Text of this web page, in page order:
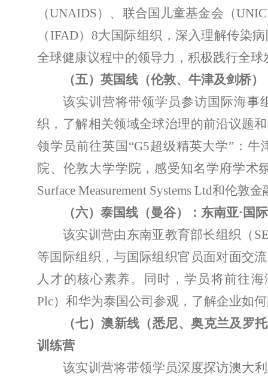
（UNAIDS）、联合国儿童基金会（
（ IFAD） 8大国际组织，深入理解传染
全球健康议程中的领导力，积极践行全球
（五）英国线（伦敦、牛津及剑桥
该实训营将带领学员参访国际海事
织，了解相关领域全球治理的前沿议题
领学员前往英国 “G5超级精英大学” ：
院、伦敦大学学院，感受知名学府学术
Surface Measurement Systems Ltd和伦敦金
（六）泰国线（曼谷）：东南亚· 国
该实训营由东南亚教育部长组织（
等国际组织，与国际组织官员面对面交
人才的核心素养。同时， 学员将前往
Plc） 和华为泰国公司参观，了解企业如
（七）澳新线（悉尼、奥克兰及罗
训练营
该实训营将带领学员深度探访澳大